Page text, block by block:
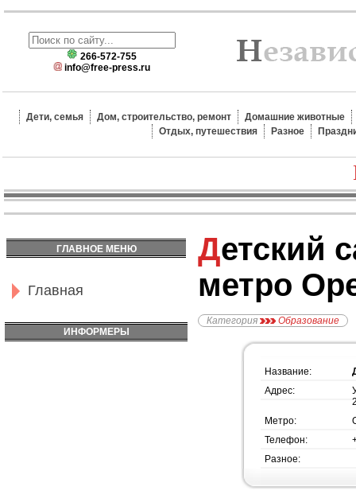
266-572-755
info@free-press.ru
Дети, семья Дом, строительство, ремонт
Домашние животные
Отдых, путешествия
Разное
ГЛАВНОЕ МЕНЮ
Главная
ИНФОРМЕРЫ
Детский сад №935,
метро
Категория Образование
Название:
Адрес:
Метро:
Телефон:
Разное: